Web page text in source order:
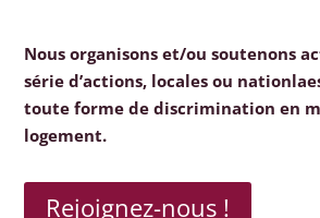
Nous organisons et/ou soutenons
série d’actions, locales ou
toute forme de discrimination en
logement.
Rejoignez-nous !